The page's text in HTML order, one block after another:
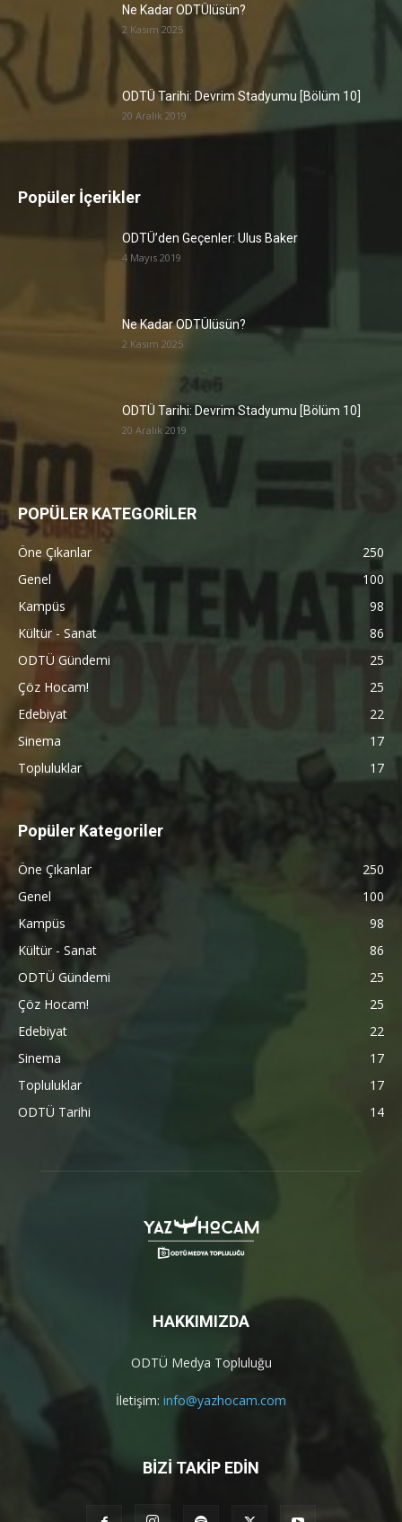
Ne Kadar ODTÜlüsün?
2 Kasım 2025
ODTÜ Tarihi: Devrim Stadyumu [Bölüm 10]
20 Aralık 2019
Popüler İçerikler
ODTÜ’den Geçenler: Ulus Baker
4 Mayıs 2019
Ne Kadar ODTÜlüsün?
2 Kasım 2025
ODTÜ Tarihi: Devrim Stadyumu [Bölüm 10]
20 Aralık 2019
POPÜLER KATEGORİLER
Öne Çıkanlar
250
Genel
100
Kampüs
98
Kültür - Sanat
86
ODTÜ Gündemi
25
Çöz Hocam!
25
Edebiyat
22
Sinema
17
Topluluklar
17
Popüler Kategoriler
Öne Çıkanlar
250
Genel
100
Kampüs
98
Kültür - Sanat
86
ODTÜ Gündemi
25
Çöz Hocam!
25
Edebiyat
22
Sinema
17
Topluluklar
17
ODTÜ Tarihi
14
HAKKIMIZDA
ODTÜ Medya Topluluğu
İletişim: info@yazhocam.com
BİZİ TAKİP EDİN